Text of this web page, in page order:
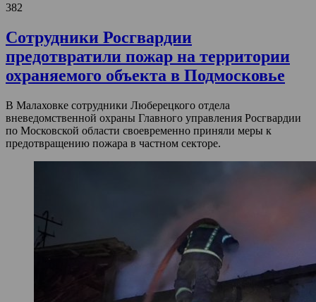
382
Сотрудники Росгвардии
предотвратили пожар на территории
охраняемого объекта в Подмосковье
В Малаховке сотрудники Люберецкого отдела
вневедомственной охраны Главного управления Росгвардии
по Московской области своевременно приняли меры к
предотвращению пожара в частном секторе.